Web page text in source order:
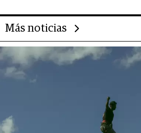
Más noticias